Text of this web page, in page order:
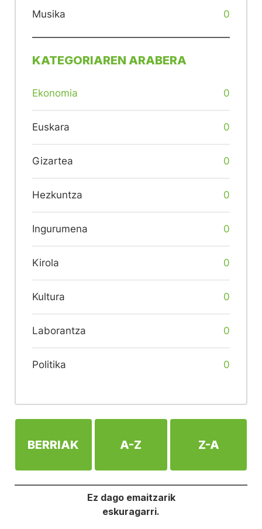
Musika 0
KATEGORIAREN ARABERA
Ekonomia 0
Euskara 0
Gizartea 0
Hezkuntza 0
Ingurumena 0
Kirola 0
Kultura 0
Laborantza 0
Politika 0
BERRIAK A-Z Z-A
Ez dago emaitzarik
eskuragarri.